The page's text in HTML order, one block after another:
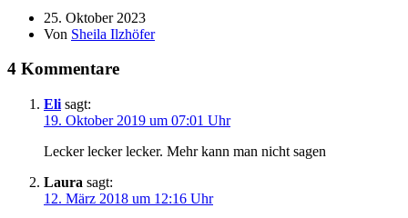
25. Oktober 2023
Von Sheila Ilzhöfer
4 Kommentare
Eli sagt:
19. Oktober 2019 um 07:01 Uhr
Lecker lecker lecker. Mehr kann man nicht sagen
Laura sagt:
12. März 2018 um 12:16 Uhr